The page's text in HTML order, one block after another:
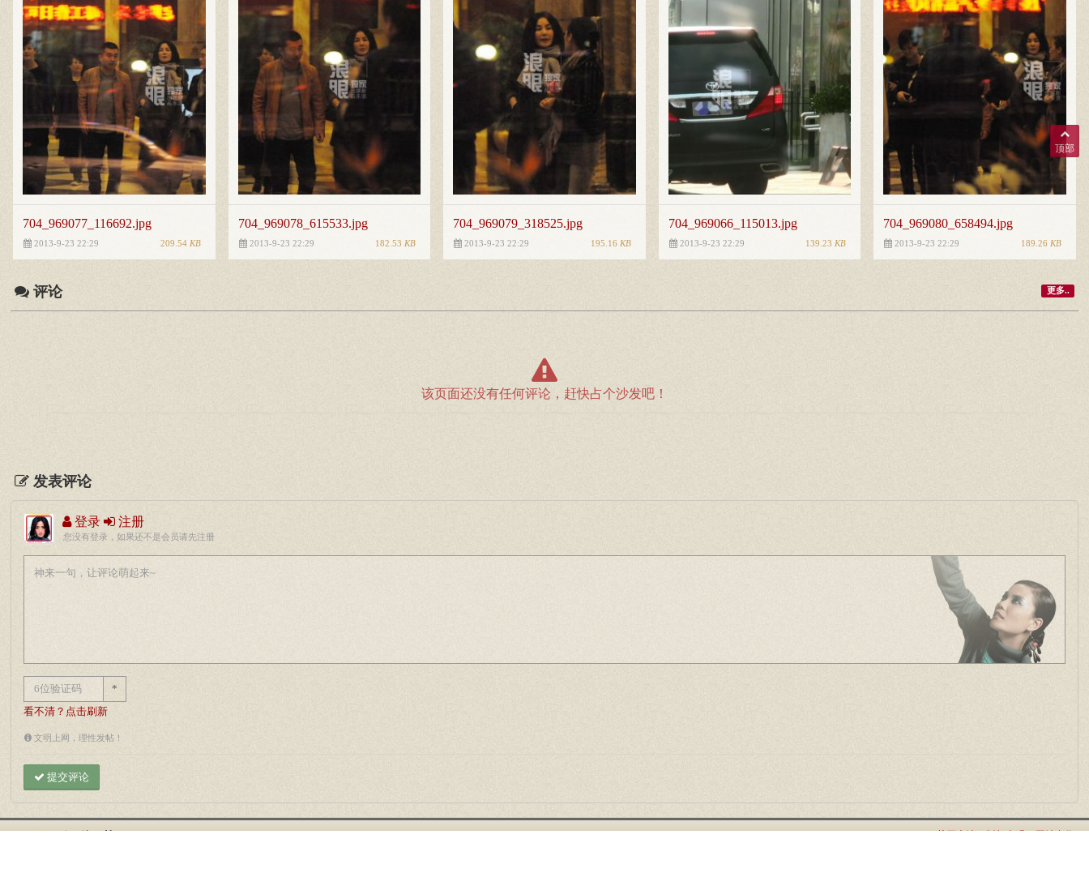
704_969077_116692.jpg
2013-9-23 22:29 209.54 KB
704_969078_615533.jpg
2013-9-23 22:29 182.53 KB
704_969079_318525.jpg
2013-9-23 22:29 195.16 KB
704_969066_115013.jpg
2013-9-23 22:29 139.23 KB
704_969080_658494.jpg
2013-9-23 22:29 189.26 KB
评论 更多..
该页面还没有任何评论，赶快占个沙发吧！
发表评论
登录 注册
您没有登录，如果还不是会员请先注册
*
看不清？点击刷新
文明上网，理性发帖！
提交评论
顶部